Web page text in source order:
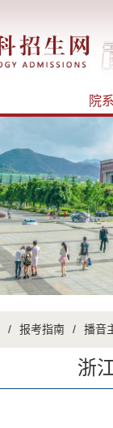
院
/ 报考指南 / 播音
浙